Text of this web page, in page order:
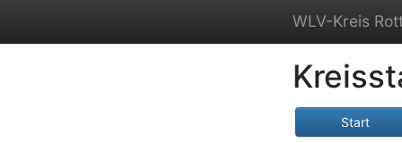
WLV-Kreis
Start